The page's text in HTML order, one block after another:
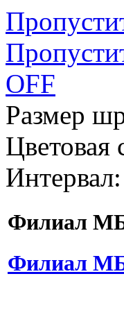
OFF
Размер
Цветовая
Интервал:
Филиал
Филиал